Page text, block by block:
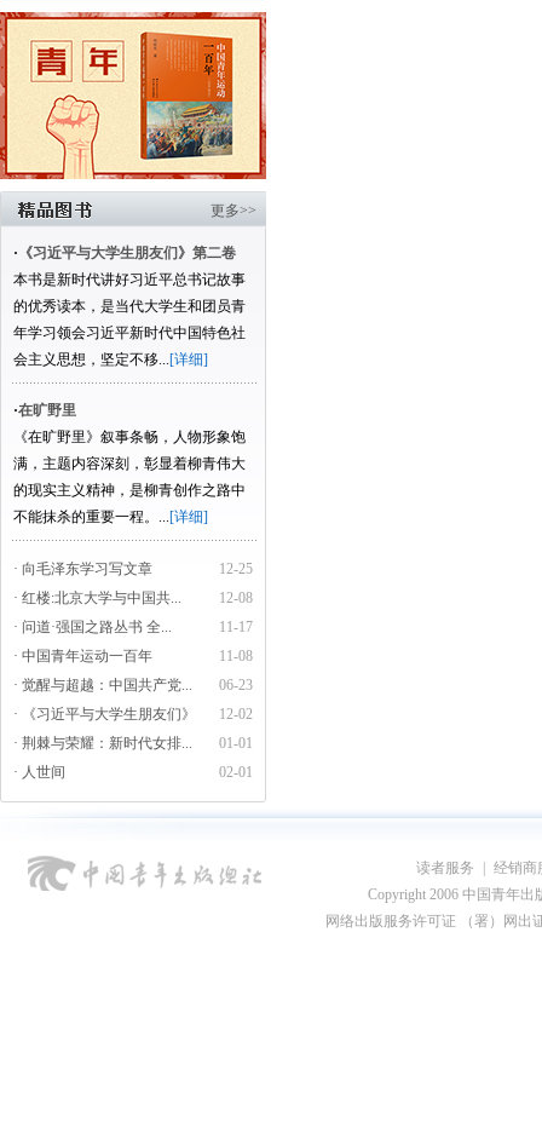
更多>>
· 《习近平与大学生朋友们》第二卷
本书是新时代讲好习近平总书记故事
的优秀读本，是当代大学生和团员青
年学习领会习近平新时代中国特色社
会主义思想，坚定不移...[详细]
·在旷野里
《在旷野里》叙事条畅，人物形象饱
满，主题内容深刻，彰显着柳青伟大
的现实主义精神，是柳青创作之路中
不能抹杀的重要一程。...[详细]
12-25
· 向毛泽东学习写文章
12-08
· 红楼:北京大学与中国共...
11-17
· 问道·强国之路丛书 全...
11-08
· 中国青年运动一百年
06-23
· 觉醒与超越：中国共产党...
12-02
· 《习近平与大学生朋友们》
01-01
· 荆棘与荣耀：新时代女排...
02-01
· 人世间
读者服务
经销商
Copyright 2006 中国青年出
网络出版服务许可证 （署）网出